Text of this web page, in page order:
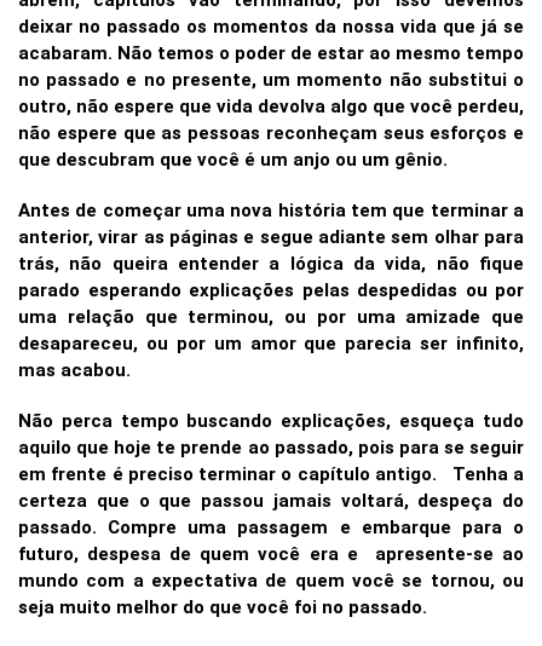
deixar no passado os momentos da nossa vida que já se
acabaram. Não temos o poder de estar ao mesmo tempo
no passado e no presente, um momento não substitui o
outro, não espere que vida devolva algo que você perdeu,
não espere que as pessoas reconheçam seus esforços e
que descubram que você é um anjo ou um gênio.
Antes de começar uma nova história tem que terminar a
anterior, virar as páginas e segue adiante sem olhar para
trás, não queira entender a lógica da vida, não fique
parado esperando explicações pelas despedidas ou por
uma relação que terminou, ou por uma amizade que
desapareceu, ou por um amor que parecia ser infinito,
mas acabou.
Não perca tempo buscando explicações, esqueça tudo
aquilo que hoje te prende ao passado, pois para se seguir
em frente é preciso terminar o capítulo antigo. Tenha a
certeza que o que passou jamais voltará, despeça do
passado. Compre uma passagem e embarque para o
futuro, despesa de quem você era e apresente-se ao
mundo com a expectativa de quem você se tornou, ou
seja muito melhor do que você foi no passado.